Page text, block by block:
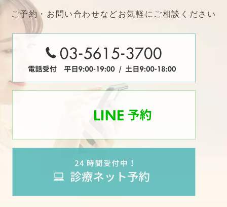
ご予約・お問い合わせなどお気軽にご相談ください